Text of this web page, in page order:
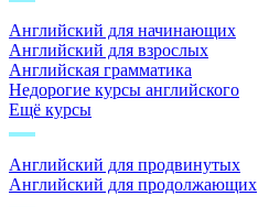
Английский для начинающих
Английский для взрослых
Английская грамматика
Недорогие курсы английского
Ещё курсы
Английский для продвинутых
Английский для продолжающих